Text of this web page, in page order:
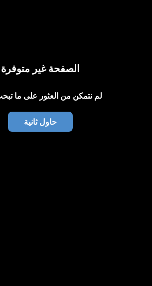
الصفحة غير متوفرة
لم نتمكن من العثور على ما
حاول ثانية